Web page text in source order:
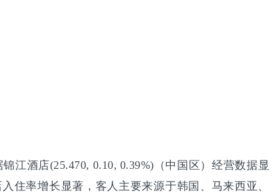
江酒店(25.470, 0.10, 0.39%)（中国区）经营数据显
住率增长显著，客人主要来源于韩国、马来西亚、